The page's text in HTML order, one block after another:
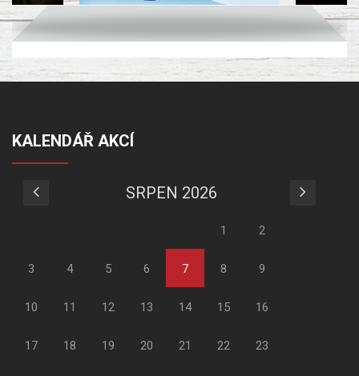
KALENDÁŘ AKCÍ
SRPEN 2026
1 2
3 4 5 6 7 8 9
10 11 12 13 14 15 16
17 18 19 20 21 22 23